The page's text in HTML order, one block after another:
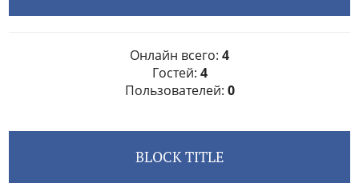
Онлайн всего: 4
Гостей: 4
Пользователей: 0
BLOCK TITLE